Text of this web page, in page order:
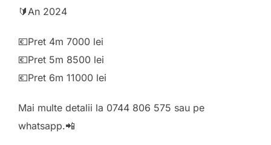
🔰 An 2024
💶Pret 4m 7000 lei
💶Pret 5m 8500 lei
💶Pret 6m 11000 lei
Mai multe detalii la 0744 806 575 sau pe
whatsapp.📲